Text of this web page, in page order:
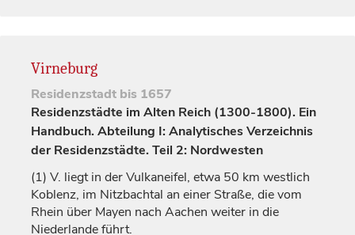
Virneburg
Residenzstadt bis 1657
Residenzstädte im Alten Reich (1300-1800). Ein
Handbuch. Abteilung I: Analytisches Verzeichnis
der Residenzstädte. Teil 2: Nordwesten
(1) V. liegt in der Vulkaneifel, etwa 50 km westlich
Koblenz, im Nitzbachtal an einer Straße, die vom
Rhein über Mayen nach Aachen weiter in die
Niederlande führt.